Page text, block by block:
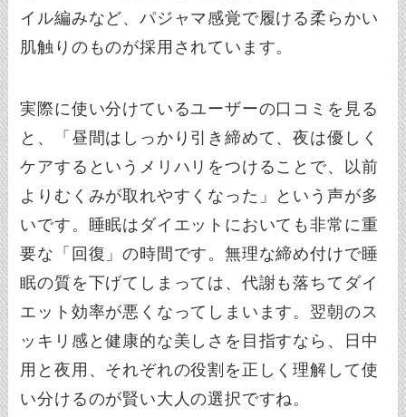
イル編みなど、パジャマ感覚で履ける柔らかい
肌触りのものが採用されています。
実際に使い分けているユーザーの口コミを見る
と、「昼間はしっかり引き締めて、夜は優しく
ケアするというメリハリをつけることで、以前
よりむくみが取れやすくなった」という声が多
いです。睡眠はダイエットにおいても非常に重
要な「回復」の時間です。無理な締め付けで睡
眠の質を下げてしまっては、代謝も落ちてダイ
エット効率が悪くなってしまいます。翌朝のス
ッキリ感と健康的な美しさを目指すなら、日中
用と夜用、それぞれの役割を正しく理解して使
い分けるのが賢い大人の選択ですね。